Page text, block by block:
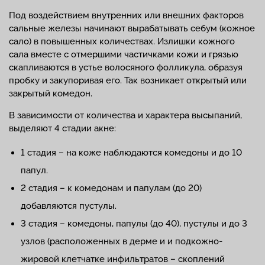
Под воздействием внутренних или внешних факторов
сальные железы начинают вырабатывать себум (кожное
сало) в повышенных количествах. Излишки кожного
сала вместе с отмершими частичками кожи и грязью
скапливаются в устье волосяного фолликула, образуя
пробку и закупоривая его. Так возникает открытый или
закрытый комедон.
В зависимости от количества и характера высыпаний,
выделяют 4 стадии акне:
1 стадия – на коже наблюдаются комедоны и до 10
папул.
2 стадия – к комедонам и папулам (до 20)
добавляются пустулы.
3 стадия – комедоны, папулы (до 40), пустулы и до 3
узлов (расположенных в дерме и и подкожно-
жировой клетчатке инфильтратов – скоплений